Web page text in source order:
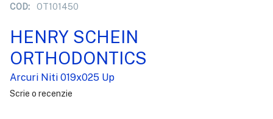
COD: OT101450
HENRY SCHEIN
ORTHODONTICS
Arcuri Niti 019x025 Up
Scrie o recenzie